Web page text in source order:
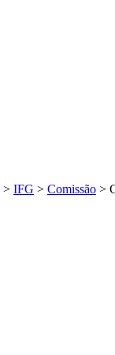
> IFG > Comissão >